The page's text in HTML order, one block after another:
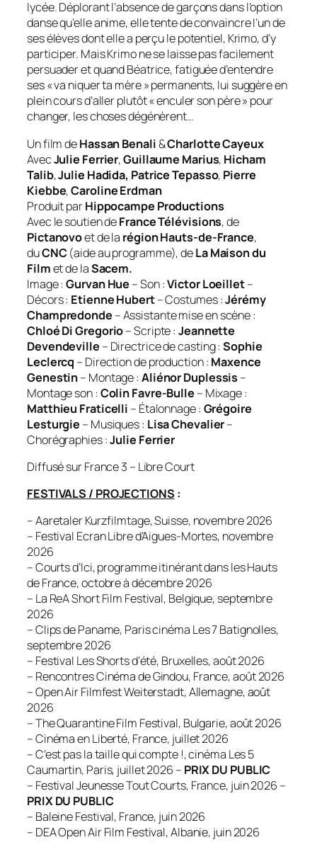
lycée. Déplorant l’absence de garçons dans l’option
danse qu’elle anime, elle tente de convaincre l’un de
ses élèves dont elle a perçu le potentiel, Krimo, d’y
participer. Mais Krimo ne se laisse pas facilement
persuader et quand Béatrice, fatiguée d’entendre
ses « va niquer ta mère » permanents, lui suggère en
plein cours d’aller plutôt « enculer son père » pour
changer, les choses dégénèrent…
Un film deHassan Benali&Charlotte Cayeux
AvecJulie Ferrier,Guillaume Marius, Hicham
Talib,Julie Hadida, Patrice Tepasso, Pierre
Kiebbe,Caroline Erdman
Produit parHippocampe Productions
Avec le soutien deFrance Télévisions, de
Pictanovoet de la région Hauts-de-France,
duCNC(aide au programme), deLa Maison du
Filmet de laSacem.
Image :Gurvan Hue – Son :Victor Loeillet–
Décors : Etienne Hubert– Costumes :Jérémy
Champredonde – Assistante mise en scène :
Chloé Di Gregorio– Scripte :Jeannette
Devendeville – Directrice de casting :Sophie
Leclercq – Direction de production : Maxence
Genestin– Montage : Aliénor Duplessis –
Montage son : Colin Favre-Bulle – Mixage :
Matthieu Fraticelli – Étalonnage : Grégoire
Lesturgie – Musiques : Lisa Chevalier–
Chorégraphies :Julie Ferrier
Diffusé sur France 3 – Libre Court
FESTIVALS / PROJECTIONS :
– Aaretaler Kurzfilmtage, Suisse, novembre 2026
– Festival Ecran Libre d’Aigues-Mortes, novembre
2026
– Courts d’Ici, programme itinérant dans les Hauts
de France, octobre à décembre 2026
– La ReA Short Film Festival, Belgique, septembre
2026
– Clips de Paname, Paris cinéma Les 7 Batignolles,
septembre 2026
– Festival Les Shorts d’été, Bruxelles, août 2026
– Rencontres Cinéma de Gindou, France, août 2026
– Open Air Filmfest Weiterstadt, Allemagne, août
2026
– The Quarantine Film Festival, Bulgarie, août 2026
– Cinéma en Liberté, France, juillet 2026
– C’est pas la taille qui compte !, cinéma Les 5
Caumartin, Paris, juillet 2026 – PRIX DU PUBLIC
– Festival Jeunesse Tout Courts, France, juin 2026 –
PRIX DU PUBLIC
– Baleine Festival, France, juin 2026
– DEA Open Air Film Festival, Albanie, juin 2026